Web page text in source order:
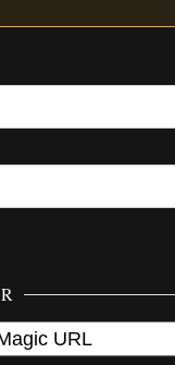
URL